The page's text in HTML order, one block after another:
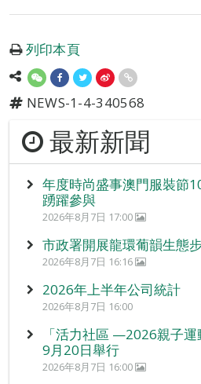
列印本頁
NEWS-1-4-340568
最新新聞
年度時尚盛事澳門服裝節
踴躍參與
2026年8月7日 17:00
市政署開展龍環葡韻生態
2026年8月7日 16:16
2026年上半年公司統計
2026年8月7日 16:00
「活力社區 —2026親子
9月20日舉行
2026年8月7日 16:00